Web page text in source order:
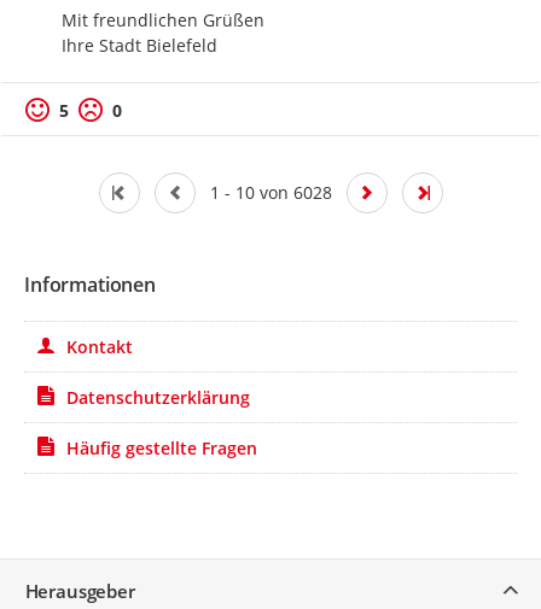
Mit freundlichen Grüßen
Ihre Stadt Bielefeld
5 0
1 - 10 von 6028
Informationen
Kontakt
Datenschutzerklärung
Häufig gestellte Fragen
Herausgeber